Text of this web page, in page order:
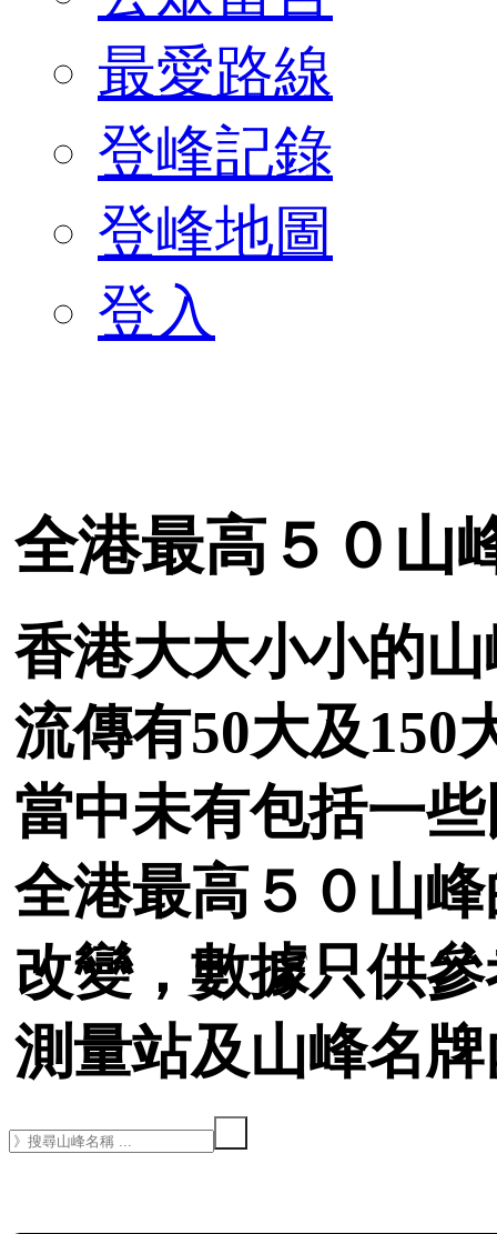
最愛路線
登峰記錄
登峰地圖
登入
全港最高５０山
香港大大小小的
流傳有50大及150
當中未有包括一
全港最高５０山
改變，數據只供
測量站及山峰名